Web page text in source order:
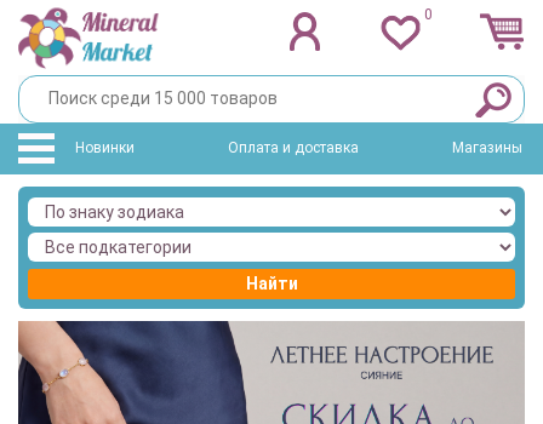
0
Новинки Оплата и доставка Магазины
Найти